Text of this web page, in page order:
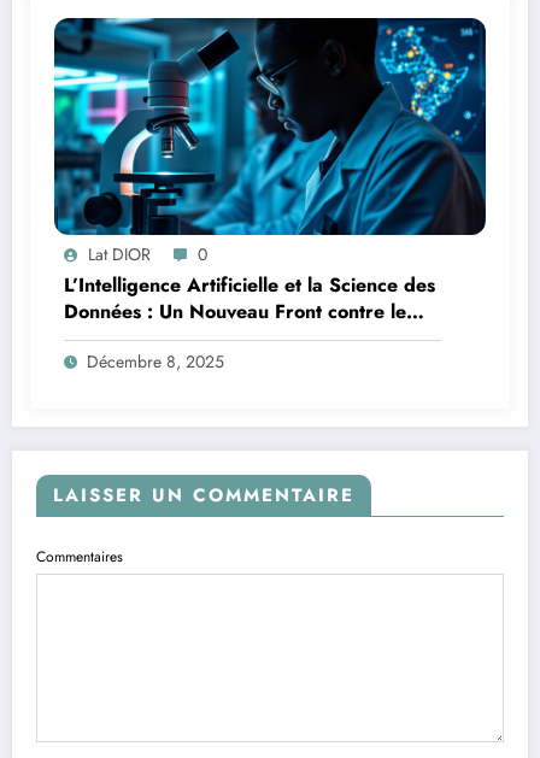
Lat DIOR 0
L’Intelligence Artificielle et la Science des
Données : Un Nouveau Front contre le
Paludisme en Afrique
Décembre 8, 2025
LAISSER UN COMMENTAIRE
Commentaires